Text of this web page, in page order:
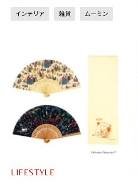
インテリア 雑貨 ムーミン
LIFESTYLE